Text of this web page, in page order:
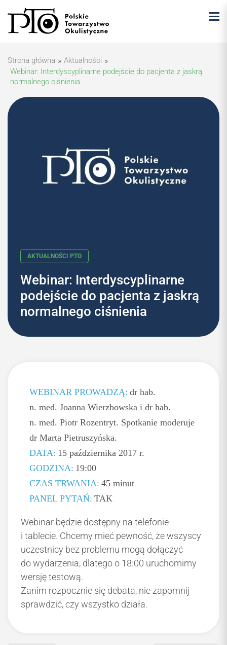
Strona główna » Aktualności »
Webinar: Interdyscyplinarne podejście do pacjenta z jaskrą
normalnego ciśnienia
AKTUALNOŚCI PTO
Webinar: Interdyscyplinarne
podejście do pacjenta z jaskrą
normalnego ciśnienia
WEBINAR PROWADZĄ: dr hab.
n. med. Joanna Wierzbowska i dr hab.
n. med. Piotr Rozentryt. Spotkanie moderuje
dr Marta Pietruszyńska.
DATA: 15 października 2017 r.
GODZINA: 19:00
CZAS TRWANIA: 45 minut
PANEL PYTAŃ: TAK
Webinar będzie dostępny na telefonie
i tablecie. Chcemy mieć pewność, że wszyscy
uczestnicy bez problemu mogą dołączyć
do wydarzenia, dlatego o 18:00 uruchomimy
wersję testową.
Zanim rozpocznie się debata, nie zapomnij
sprawdzić, czy wszystko działa.